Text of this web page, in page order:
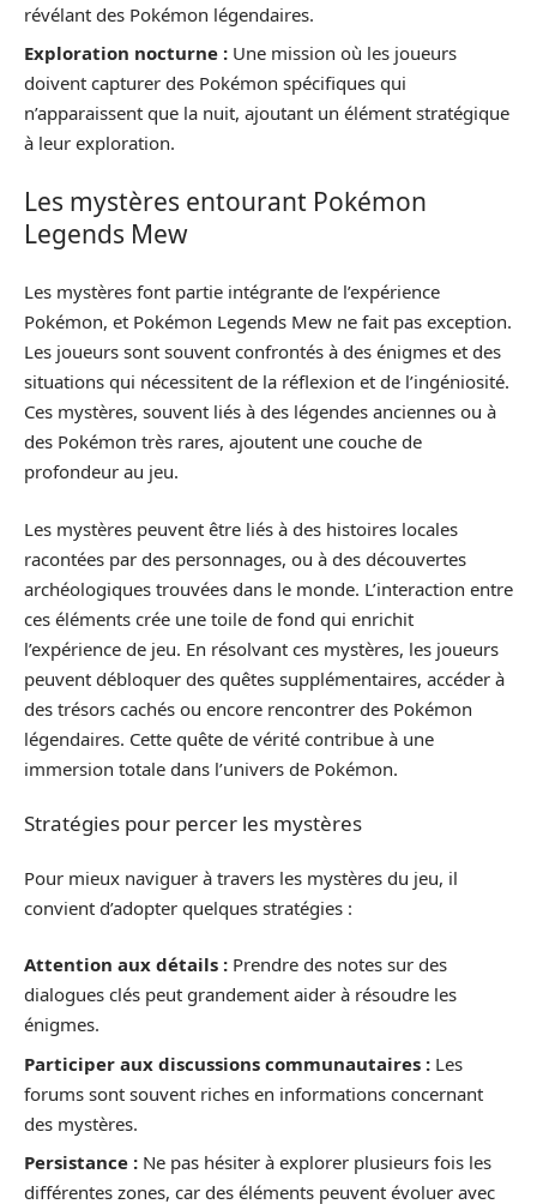
révélant des Pokémon légendaires.
Exploration nocturne : Une mission où les joueurs
doivent capturer des Pokémon spécifiques qui
n’apparaissent que la nuit, ajoutant un élément stratégique
à leur exploration.
Les mystères entourant Pokémon
Legends Mew
Les mystères font partie intégrante de l’expérience
Pokémon, et Pokémon Legends Mew ne fait pas exception.
Les joueurs sont souvent confrontés à des énigmes et des
situations qui nécessitent de la réflexion et de l’ingéniosité.
Ces mystères, souvent liés à des légendes anciennes ou à
des Pokémon très rares, ajoutent une couche de
profondeur au jeu.
Les mystères peuvent être liés à des histoires locales
racontées par des personnages, ou à des découvertes
archéologiques trouvées dans le monde. L’interaction entre
ces éléments crée une toile de fond qui enrichit
l’expérience de jeu. En résolvant ces mystères, les joueurs
peuvent débloquer des quêtes supplémentaires, accéder à
des trésors cachés ou encore rencontrer des Pokémon
légendaires. Cette quête de vérité contribue à une
immersion totale dans l’univers de Pokémon.
Stratégies pour percer les mystères
Pour mieux naviguer à travers les mystères du jeu, il
convient d’adopter quelques stratégies :
Attention aux détails : Prendre des notes sur des
dialogues clés peut grandement aider à résoudre les
énigmes.
Participer aux discussions communautaires : Les
forums sont souvent riches en informations concernant
des mystères.
Persistance : Ne pas hésiter à explorer plusieurs fois les
différentes zones, car des éléments peuvent évoluer avec